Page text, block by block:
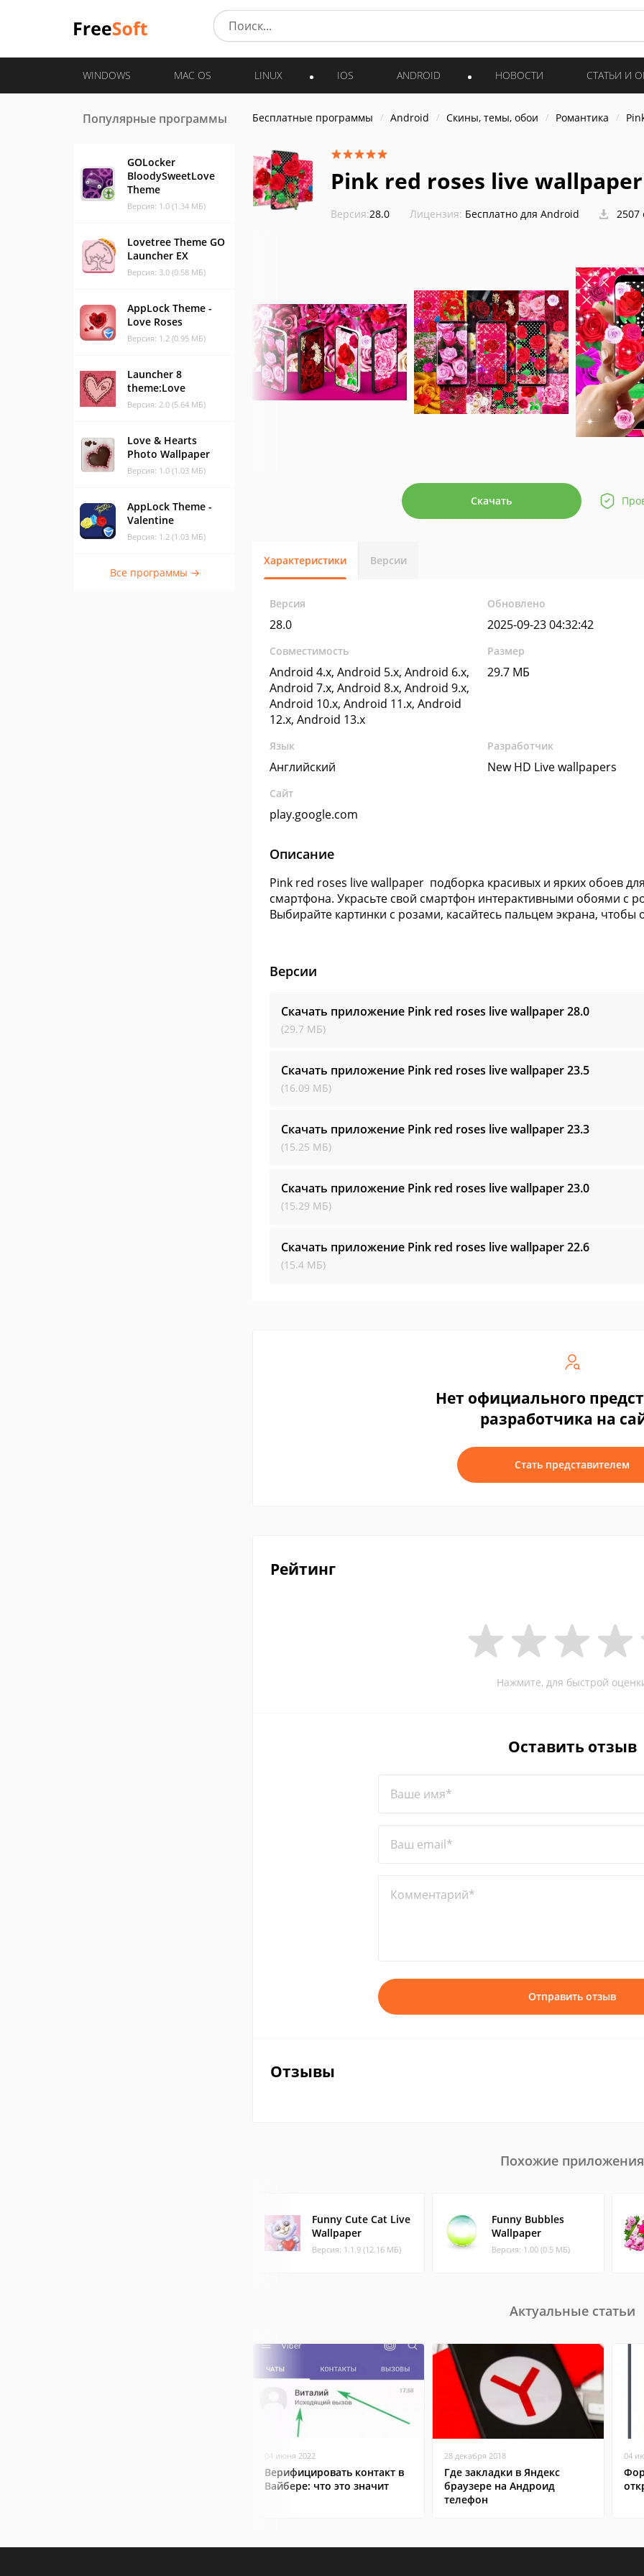
WINDOWS MAC OS LINUX IOS ANDROID НОВОСТИ СТАТЬИ И
Популярные программы
GOLocker
BloodySweetLove
Theme
Версия: 1.0 (1.34 МБ)
Lovetree Theme GO
Launcher EX
Версия: 3.0 (0.58 МБ)
AppLock Theme -
Love Roses
Версия: 1.2 (0.95 МБ)
Launcher 8
theme:Love
Версия: 2.0 (5.64 МБ)
Love & Hearts
Photo Wallpaper
Версия: 1.0 (1.03 МБ)
AppLock Theme -
Valentine
Версия: 1.2 (1.03 МБ)
Все программы →
Бесплатные программы Android Скины, темы, обои Романтика
Pink red roses live wallpaper
Версия:28.0 Лицензия: Бесплатно для Android 2507
Скачать
Характеристики Версии
Версия
28.0
Обновлено
2025-09-23 04:32:42
Совместимость
Android 4.x, Android 5.x, Android 6.x,
Android 7.x, Android 8.x, Android 9.x,
Android 10.x, Android 11.x, Android
12.x, Android 13.x
Размер
29.7 МБ
Язык
Английский
Разработчик
New HD Live wallpapers
Сайт
play.google.com
Описание
Pink red roses live wallpaper подборка красивых и ярких обоев
смартфона. Украсьте свой смартфон интерактивными обоями с
Выбирайте картинки с розами, касайтесь пальцем экрана,
Версии
Скачать приложение Pink red roses live wallpaper28.0
(29.7 МБ)
Скачать приложение Pink red roses live wallpaper23.5
(16.09 МБ)
Скачать приложение Pink red roses live wallpaper23.3
(15.25 МБ)
Скачать приложение Pink red roses live wallpaper23.0
(15.29 МБ)
Скачать приложение Pink red roses live wallpaper22.6
(15.4 МБ)
Нет официального
разработчика на
Стать представителем
Рейтинг
Нажмите, для быстрой
Оставить отзыв
Ваше имя*
Ваш email*
Комментарий*
Отправить отзыв
Отзывы
Похожие приложения
Funny Cute Cat Live
Wallpaper
Версия: 1.1.9 (12.16 МБ)
Funny Bubbles
Wallpaper
Версия: 1.00 (0.5 МБ)
Актуальные статьи
04 июня 2022
Верифицировать контакт в
Вайбере: что это значит
28 декабря 2018
Где закладки в Яндекс
браузере на Андроид
телефон
04